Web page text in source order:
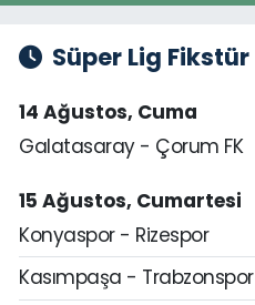
Süper Lig Fikstür
14 Ağustos, Cuma
Galatasaray - Çorum FK
15 Ağustos, Cumartesi
Konyaspor - Rizespor
Kasımpaşa - Trabzonspor